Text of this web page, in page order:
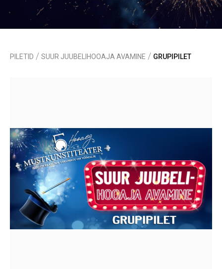
PILETID / SUUR JUUBELIHOOAJA AVAMINE / GRUPIPILET